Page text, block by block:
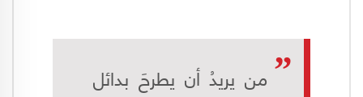
من يريدُ أن يطرحَ بدائل